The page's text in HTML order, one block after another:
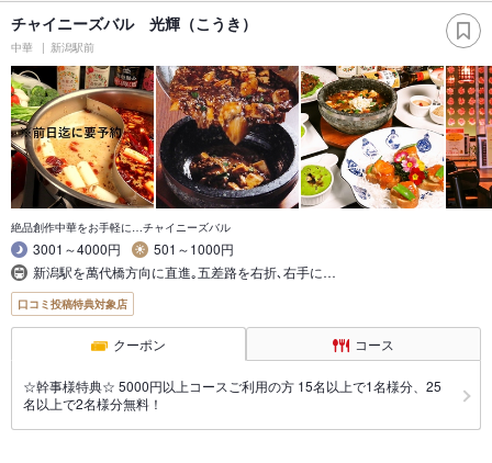
チャイニーズバル 光輝（こうき）
中華 新潟駅前
絶品創作中華をお手軽に…チャイニーズバル
3001～4000円
501～1000円
新潟駅を萬代橋方向に直進｡五差路を右折､右手に…
口コミ投稿特典対象店
クーポン コース
☆幹事様特典☆ 5000円以上コースご利用の方 15名以上で1名様分、25
名以上で2名様分無料！